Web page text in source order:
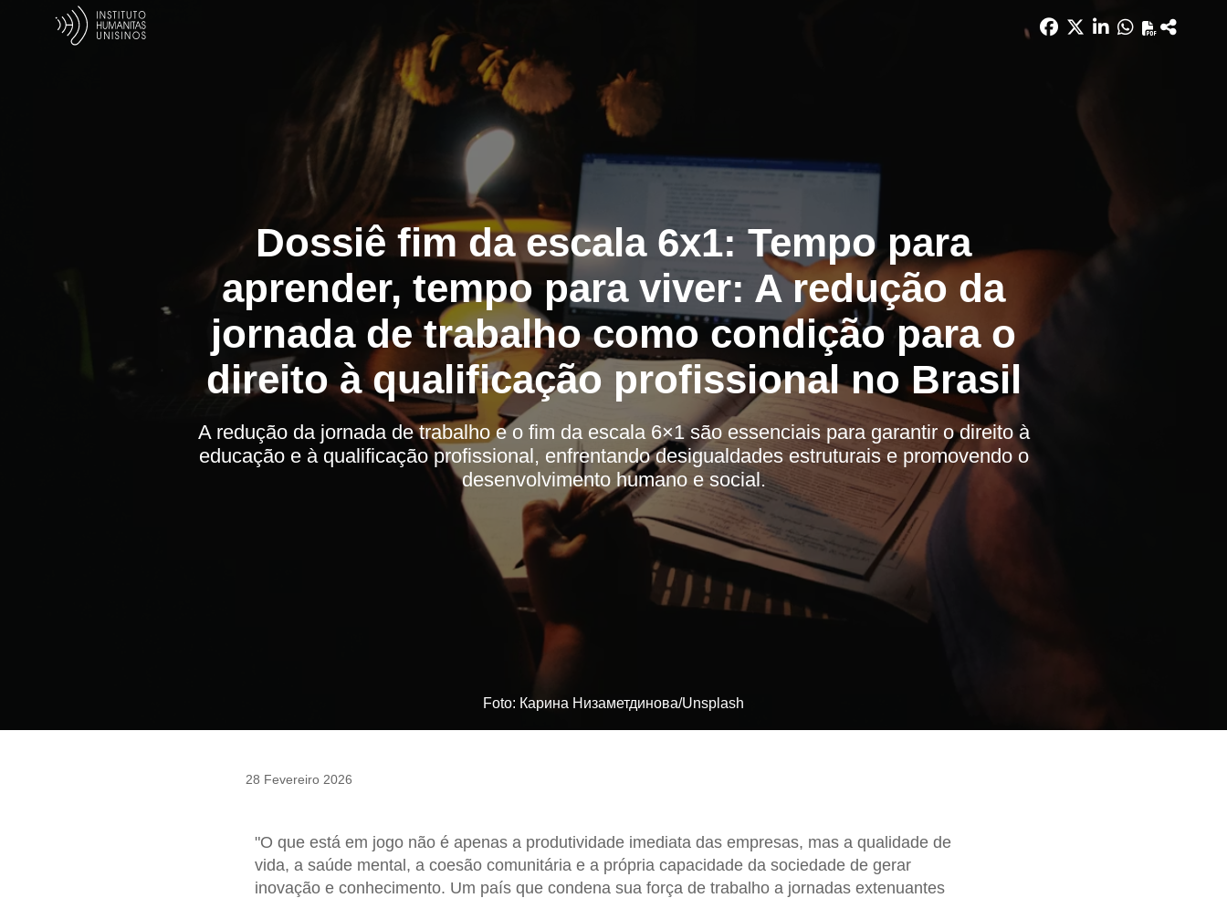
Dossiê fim da escala 6x1: Tempo para
aprender, tempo para viver: A redução da
jornada de trabalho como condição para o
direito à qualificação profissional no Brasil
A redução da jornada de trabalho e o fim da escala 6×1 são essenciais para garantir o direito à
educação e à qualificação profissional, enfrentando desigualdades estruturais e promovendo o
desenvolvimento humano e social.
Foto: Карина Низаметдинова/Unsplash
28 Fevereiro 2026
"O que está em jogo não é apenas a produtividade imediata das empresas, mas a qualidade de
vida, a saúde mental, a coesão comunitária e a própria capacidade da sociedade de gerar
inovação e conhecimento. Um país que condena sua força de trabalho a jornadas extenuantes